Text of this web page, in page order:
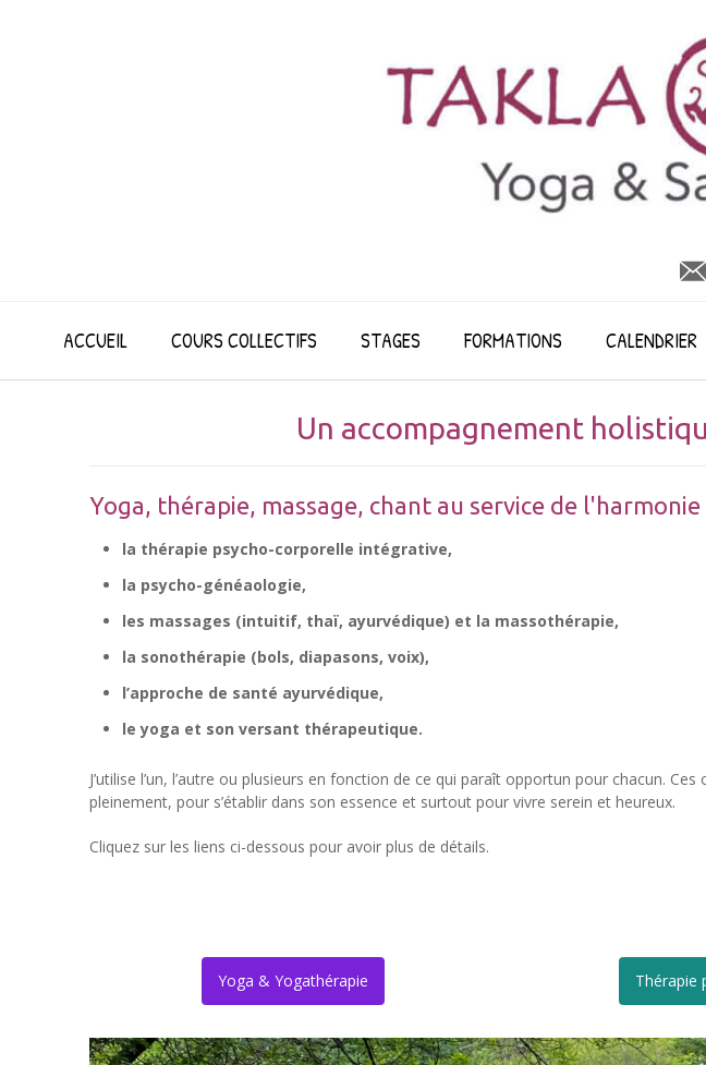
ACCUEIL COURS COLLECTIFS STAGES FORMATIONS CALENDRIER
Un accompagnement
Yoga, thérapie, massage, chant au service de
la thérapie psycho-corporelle intégrative,
la psycho-généaologie,
les massages (intuitif, thaï, ayurvédique) et la massothérapie,
la sonothérapie (bols, diapasons, voix),
l’approche de santé ayurvédique,
le yoga et son versant thérapeutique.
J’utilise l’un, l’autre ou plusieurs en fonction de ce qui paraît opportun pour chacun.
pleinement, pour s’établir dans son essence et surtout pour vivre serein et heureux.
Cliquez sur les liens ci-dessous pour avoir plus de détails.
Yoga & Yogathérapie Thérapie